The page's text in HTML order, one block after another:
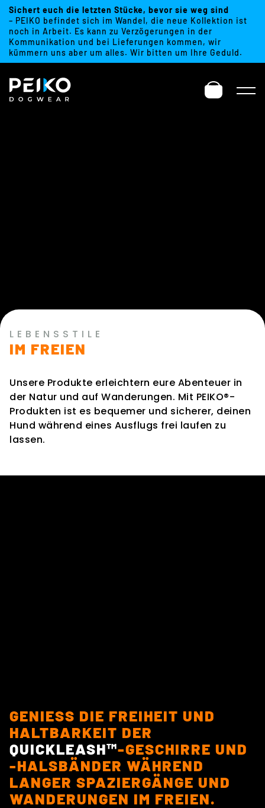
Sichert euch die letzten Stücke, bevor sie weg sind
– PEIKO befindet sich im Wandel, die neue Kollektion ist
noch in Arbeit. Es kann zu Verzögerungen in der
Kommunikation und bei Lieferungen kommen, wir
kümmern uns aber um alles. Wir bitten um Ihre Geduld.
LEBENSSTILE
IM FREIEN
Unsere Produkte erleichtern eure Abenteuer in
der Natur und auf Wanderungen. Mit PEIKO®-
Produkten ist es bequemer und sicherer, deinen
Hund während eines Ausflugs frei laufen zu
lassen.
GENIESS DIE FREIHEIT UND H
ALTBARKEIT DER
QUICKLEASH™-GESCHIRRE UND
-HALSBÄNDER WÄHREND
LANGER SPAZIERGÄNGE UND
WANDERUNGEN IM FREIEN.